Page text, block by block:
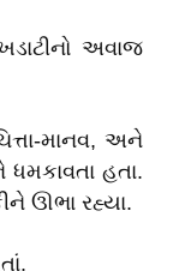
અવાજ
માનવ, અને
હતા.
ઊભા રહ્યા.